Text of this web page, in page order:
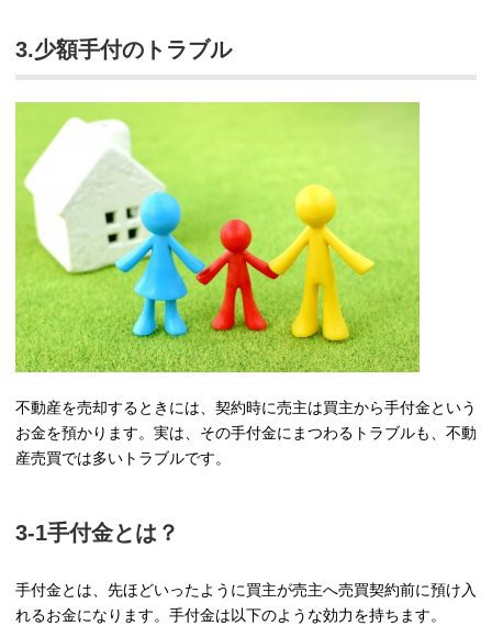
3.少額手付のトラブル
不動産を売却するときには、契約時に売主は買主から手付金という
お金を預かります。実は、その手付金にまつわるトラブルも、不動
産売買では多いトラブルです。
3-1手付金とは？
手付金とは、先ほどいったように買主が売主へ売買契約前に預け入
れるお金になります。手付金は以下のような効力を持ちます。